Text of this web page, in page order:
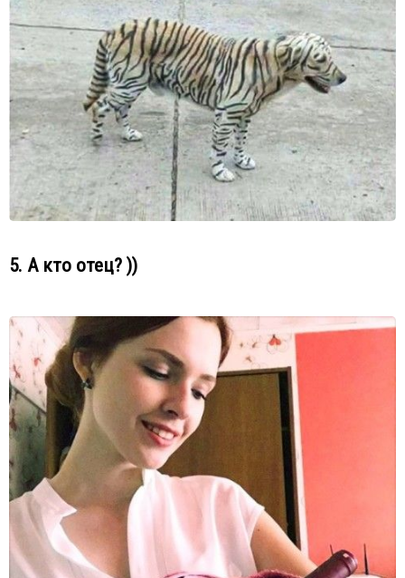
5. А кто отец? ))